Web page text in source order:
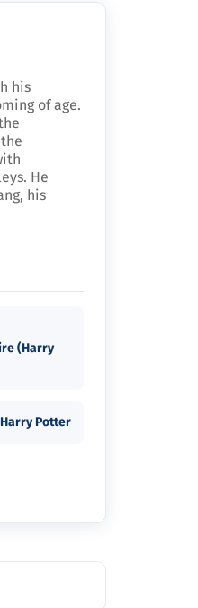
his
of age.
He
his
(Harry
Harry Potter